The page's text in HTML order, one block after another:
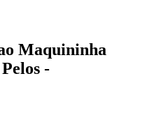
Maquininha
-